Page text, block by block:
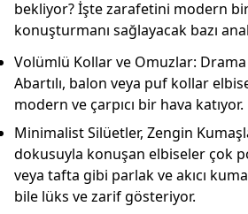
bekliyor? İşte zarafetini modern
konuşturmanı sağlayacak bazı
Volümlü Kollar ve Omuzlar:
Abartılı, balon veya puf kollar
modern ve çarpıcı bir hava katıyor.
Minimalist Silüetler, Zengin
dokusuyla konuşan elbiseler çok
veya tafta gibi parlak ve akıcı
bile lüks ve zarifgösteriyor.